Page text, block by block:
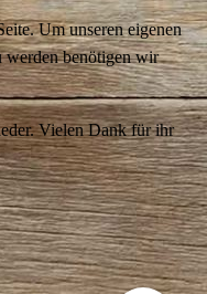
Um unseren eigenen
werden benötigen wir
Vielen Dank für ihr